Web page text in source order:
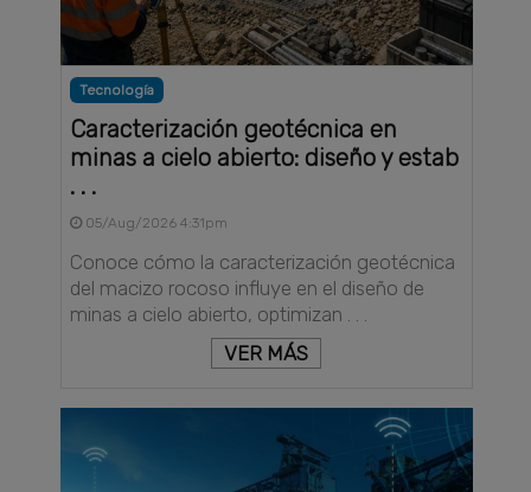
Tecnología
Caracterización geotécnica en
minas a cielo abierto: diseño y estab
. . .
05/Aug/2026 4:31pm
Conoce cómo la caracterización geotécnica
del macizo rocoso influye en el diseño de
minas a cielo abierto, optimizan . . .
VER MÁS